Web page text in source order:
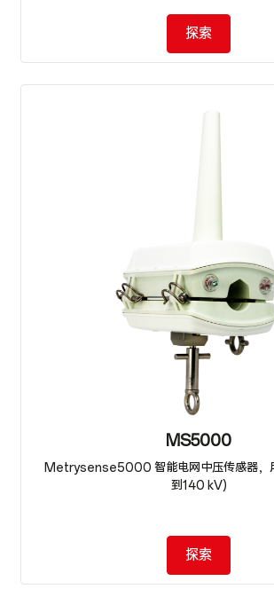
探索
MS5000
Metrysense5000 智能电网中压传感器，
到140 kV)
探索